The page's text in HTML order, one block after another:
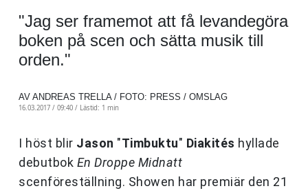
"Jag ser framemot att få levandegöra
boken på scen och sätta musik till
orden."
AV ANDREAS TRELLA / FOTO: PRESS / OMSLAG
16.03.2017 / 09:40 / Lästid: 1 min
I höst blir Jason "Timbuktu" Diakités hyllade
debutbok En Droppe Midnatt
scenföreställning. Showen har premiär den 21